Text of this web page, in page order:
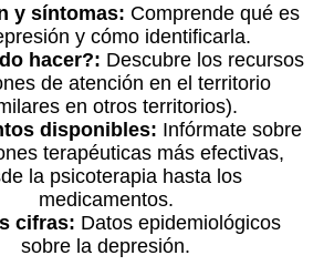
y síntomas: Comprende qué es
y cómo identificarla.
hacer?: Descubre los recursos
de atención en el territorio
en otros territorios).
disponibles: Infórmate sobre
terapéuticas más efectivas,
la psicoterapia hasta los
medicamentos.
cifras: Datos epidemiológicos
sobre la depresión.